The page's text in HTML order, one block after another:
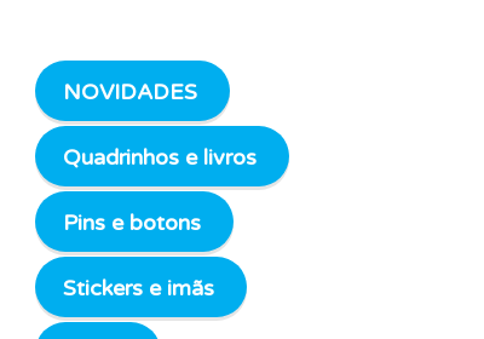
NOVIDADES
Quadrinhos e livros
Pins e botons
Stickers e imãs